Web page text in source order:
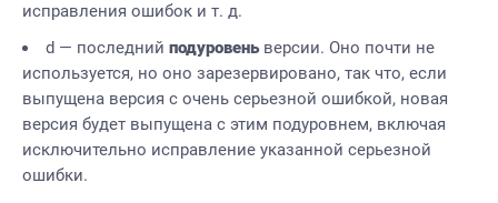
исправления ошибок и т. д.
d — последний подуровеньверсии. Оно почти не
используется, но оно зарезервировано, так что, если
выпущена версия с очень серьезной ошибкой, новая
версия будет выпущена с этим подуровнем, включая
исключительно исправление указанной серьезной
ошибки.